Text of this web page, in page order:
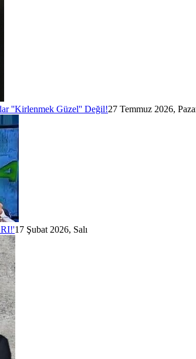
''Kirlenmek Güzel'' Değil!27 Temmuz 2026,
17 Şubat 2026, Salı